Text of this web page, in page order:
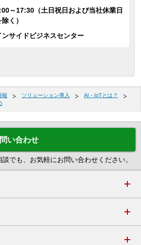
～17:30（土日祝日および当社休業日
除く）
ンサイドビジネスセンター
報 ソリューション導入
AI・IoTとは？
い合わせ
でも、お気軽にお問い合わせください。